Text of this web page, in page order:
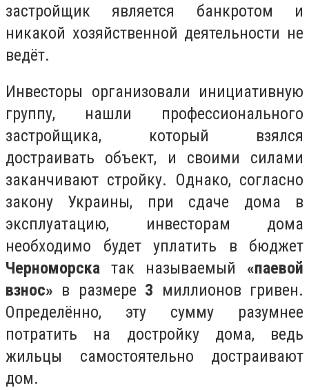
застройщик является банкротом и
никакой хозяйственной деятельности не
ведёт.
Инвесторы организовали инициативную
группу, нашли профессионального
застройщика, который взялся
достраивать объект, и своими силами
заканчивают стройку. Однако, согласно
закону Украины, при сдаче дома в
эксплуатацию, инвесторам дома
необходимо будет уплатить в бюджет
Черноморска так называемый «паевой
взнос» в размере 3 миллионов гривен.
Определённо, эту сумму разумнее
потратить на достройку дома, ведь
жильцы самостоятельно достраивают
дом.